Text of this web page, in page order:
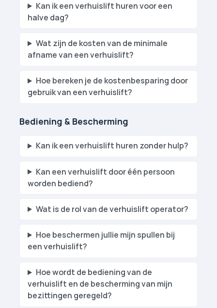
Kan ik een verhuislift huren voor een
halve dag?
Wat zijn de kosten van de minimale
afname van een verhuislift?
Hoe bereken je de kostenbesparing door
gebruik van een verhuislift?
Bediening & Bescherming
Kan ik een verhuislift huren zonder hulp?
Kan een verhuislift door één persoon
worden bediend?
Wat is de rol van de verhuislift operator?
Hoe beschermen jullie mijn spullen bij
een verhuislift?
Hoe wordt de bediening van de
verhuislift en de bescherming van mijn
bezittingen geregeld?